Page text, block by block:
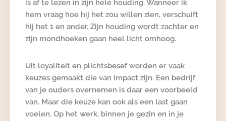
is af te lezen in zijn hele houding. Wanneer ik
hem vraag hoe hij het zou willen zien, verschuift
hij het 1 en ander. Zijn houding wordt zachter en
zijn mondhoeken gaan heel licht omhoog.
Uit loyaliteit en plichtsbesef worden er vaak
keuzes gemaakt die van impact zijn. Een bedrijf
van je ouders overnemen is daar een voorbeeld
van. Maar die keuze kan ook als een last gaan
voelen. Op het werk, binnen je gezin en in je